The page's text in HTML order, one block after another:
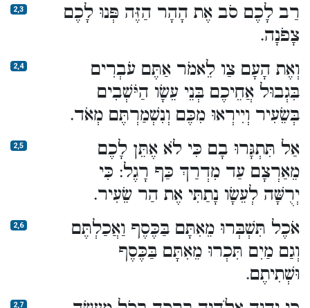
2,3
רַב לָכֶם סֹב אֶת הָהָר הַזֶּה פְּנוּ לָכֶם
צָפֹנָה.
2,4
וְאֶת הָעָם צַו לֵאמֹר אַתֶּם עֹבְרִים
בִּגְבוּל אֲחֵיכֶם בְּנֵי עֵשָׂו הַיֹּשְׁבִים
בְּשֵׂעִיר וְיִירְאוּ מִכֶּם וְנִשְׁמַרְתֶּם מְאֹד.
2,5
אַל תִּתְגָּרוּ בָם כִּי לֹא אֶתֵּן לָכֶם
מֵאַרְצָם עַד מִדְרַךְ כַּף רָגֶל: כִּי
יְרֻשָּׁה לְעֵשָׂו נָתַתִּי אֶת הַר שֵׂעִיר.
2,6
אֹכֶל תִּשְׁבְּרוּ מֵאִתָּם בַּכֶּסֶף וַאֲכַלְתֶּם
וְגַם מַיִם תִּכְרוּ מֵאִתָּם בַּכֶּסֶף
וּשְׁתִיתֶם.
2,7